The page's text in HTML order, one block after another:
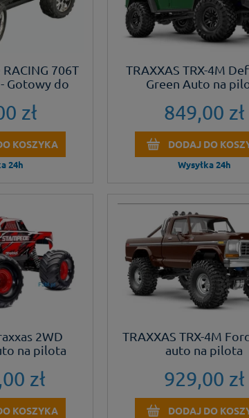
706T
Gotowy do
zł
KOSZYKA
24h
TRAXXAS TRX-4M
Green Auto na
849,00 zł
DODAJ DO
Wysyłka 24h
2WD
na pilota
zł
KOSZYKA
TRAXXAS TRX-4M
auto na pilota
929,00 zł
DODAJ DO